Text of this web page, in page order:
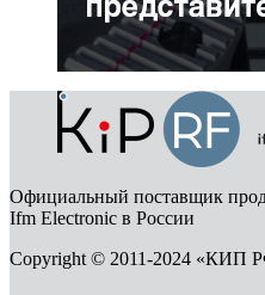
Официальный поставщик
Ifm Electronic в России
Copyright © 2011-2024 «КИП